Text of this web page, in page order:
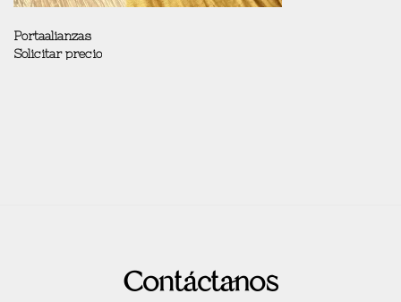
Portaalianzas
Solicitar precio
Contáctanos